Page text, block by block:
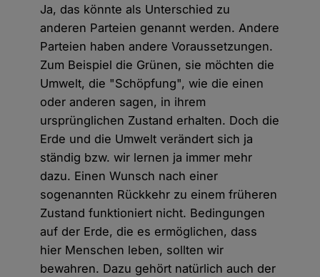
Ja, das könnte als Unterschied zu
anderen Parteien genannt werden. Andere
Parteien haben andere Voraussetzungen.
Zum Beispiel die Grünen, sie möchten die
Umwelt, die "Schöpfung", wie die einen
oder anderen sagen, in ihrem
ursprünglichen Zustand erhalten. Doch die
Erde und die Umwelt verändert sich ja
ständig bzw. wir lernen ja immer mehr
dazu. Einen Wunsch nach einer
sogenannten Rückkehr zu einem früheren
Zustand funktioniert nicht. Bedingungen
auf der Erde, die es ermöglichen, dass
hier Menschen leben, sollten wir
bewahren. Dazu gehört natürlich auch der